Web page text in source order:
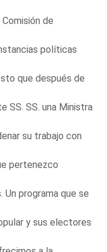
de
políticas
que después de
SS. SS. una Ministra
su trabajo con
pertenezco
programa que se
y sus electores